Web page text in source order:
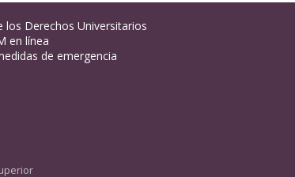
los Derechos Universitarios
en línea
de emergencia